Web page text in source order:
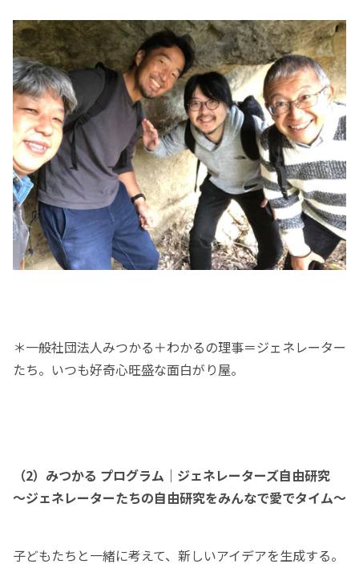
＊一般社団法人みつかる＋わかるの理事＝ジェネレーター
たち。いつも好奇心旺盛な面白がり屋。
（2）みつかる プログラム｜ジェネレーターズ自由研究
〜ジェネレーターたちの自由研究をみんなで愛でタイム〜
子どもたちと一緒に考えて、新しいアイデアを生成する。